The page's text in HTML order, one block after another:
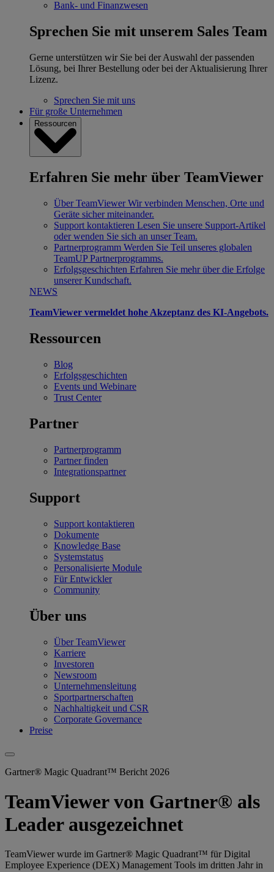
Bank- und Finanzwesen
Sprechen Sie mit unserem Sales Team
Gerne unterstützen wir Sie bei der Auswahl der passenden
Lösung, bei Ihrer Bestellung oder bei der Aktualisierung Ihrer
Lizenz.
Sprechen Sie mit uns
Für große Unternehmen
Ressourcen
Erfahren Sie mehr über TeamViewer
Über TeamViewer Wir verbinden Menschen, Orte und
Geräte sicher miteinander.
Support kontaktieren Lesen Sie unsere Support-Artikel
oder wenden Sie sich an unser Team.
Partnerprogramm Werden Sie Teil unseres globalen
TeamUP Partnerprogramms.
Erfolgsgeschichten Erfahren Sie mehr über die Erfolge
unserer Kundschaft.
NEWS
TeamViewer vermeldet hohe Akzeptanz des KI-Angebots.
Ressourcen
Blog
Erfolgsgeschichten
Events und Webinare
Trust Center
Partner
Partnerprogramm
Partner finden
Integrationspartner
Support
Support kontaktieren
Dokumente
Knowledge Base
Systemstatus
Personalisierte Module
Für Entwickler
Community
Über uns
Über TeamViewer
Karriere
Investoren
Newsroom
Unternehmensleitung
Sportpartnerschaften
Nachhaltigkeit und CSR
Corporate Governance
Preise
Gartner® Magic Quadrant™ Bericht 2026
TeamViewer von Gartner® als
Leader ausgezeichnet
TeamViewer wurde im Gartner® Magic Quadrant™ für Digital
Employee Experience (DEX) Management Tools im dritten Jahr in